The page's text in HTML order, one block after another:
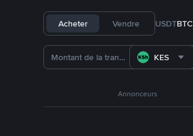
Acheter Vendre USDTBTC
KES
Annonceurs